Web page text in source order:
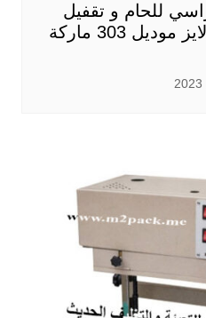
للحام و تقفيل
اكياس الومنيوم وميتالايز موديل 303 ماركة